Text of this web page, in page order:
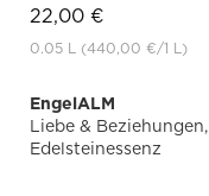
22,00 €
0.05 L (440,00 €/1 L)
EngelALM
Liebe & Beziehungen,
Edelsteinessenz